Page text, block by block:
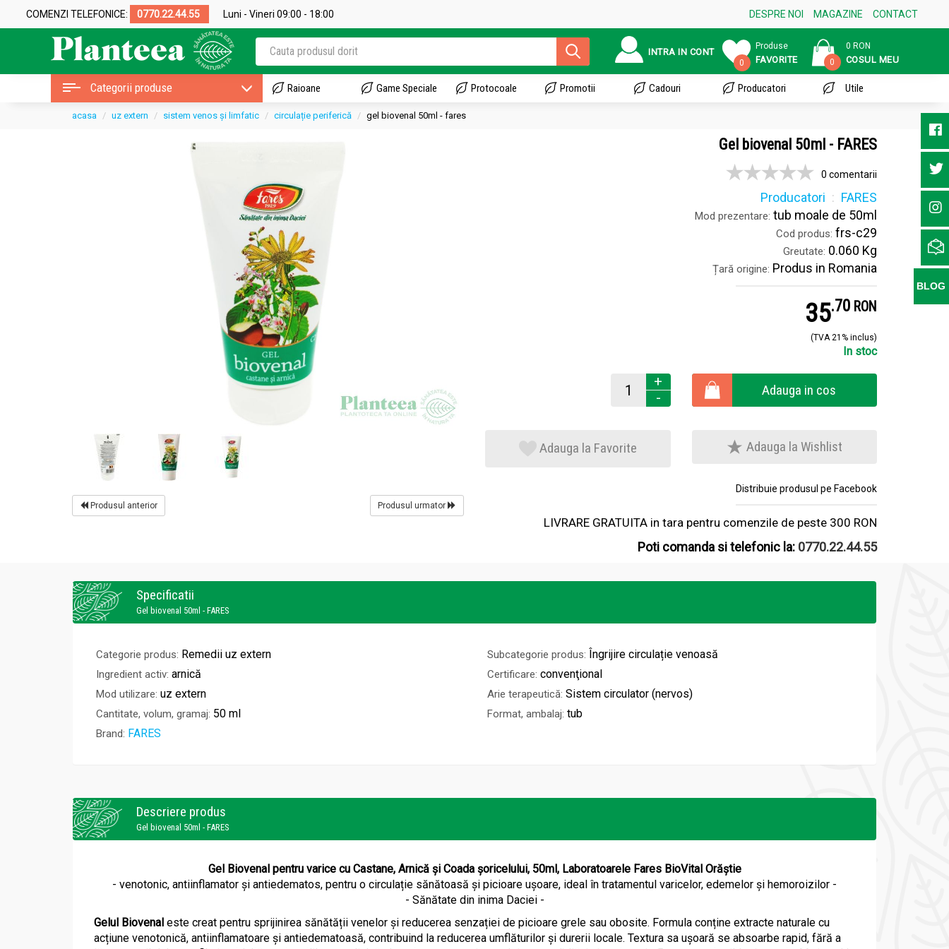
COMENZI TELEFONICE: 0770.22.44.55 Luni - Vineri 09:00 - 18:00 DESPRE NOI MAGAZINE CONTACT
INTRA IN CONT
0
Produse
FAVORITE 0
0 RON
COSUL MEU
Categorii produse Raioane Game Speciale Protocoale Promotii Cadouri Producatori Utile
acasa uz extern sistem venos și limfatic circulație periferică gel biovenal 50ml - fares
Produsul anterior Produsul urmator
Gel biovenal 50ml - FARES
0 comentarii
Producatori FARES
Mod prezentare: tub moale de 50ml
Cod produs: frs-c29
Greutate: 0.060 Kg
Țară origine: Produs in Romania
35.7 RON
(TVA 21% inclus)
In stoc
+
-
Adauga in cos
Adauga la Favorite Adauga la Wishlist
Distribuie produsul pe Facebook
LIVRARE GRATUITA in tara pentru comenzile de peste 300 RON
Poti comanda si telefonic la: 0770.22.44.55
Specificatii
Gel biovenal 50ml - FARES
Categorie produs: Remedii uz extern Subcategorie produs: Îngrijire circulație venoasă
Ingredient activ: arnică Certificare: convenţional
Mod utilizare: uz extern Arie terapeutică: Sistem circulator (nervos)
Cantitate, volum, gramaj: 50 ml Format, ambalaj: tub
Brand: FARES
Descriere produs
Gel biovenal 50ml - FARES
Gel Biovenal pentru varice cu Castane, Arnică și Coada șoricelului, 50ml, Laboratoarele Fares BioVital Orăștie
- venotonic, antiinflamator și antiedematos, pentru o circulație sănătoasă și picioare ușoare, ideal în tratamentul varicelor, edemelor și hemoroizilor -
- Sănătate din inima Daciei -
Gelul Biovenal este creat pentru sprijinirea sănătății venelor și reducerea senzației de picioare grele sau obosite. Formula conține extracte naturale cu
acțiune venotonică, antiinflamatoare și antiedematoasă, contribuind la reducerea umflăturilor și durerii locale. Textura sa ușoară se absoarbe rapid, fără a
BLOG